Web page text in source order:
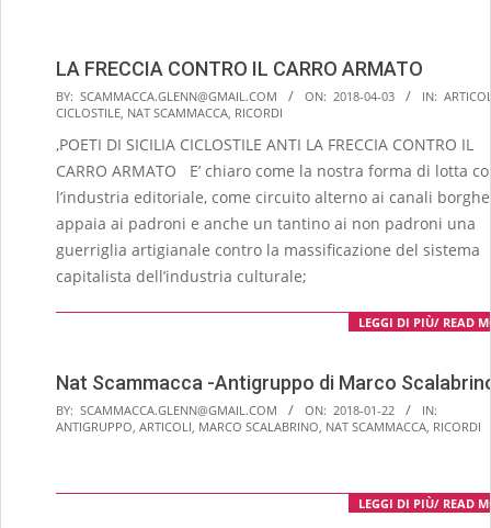
LA FRECCIA CONTRO IL CARRO ARMATO
2018-
04-
03
BY: SCAMMACCA.GLENN@GMAIL.COM ON: 2018-04-03 IN:
CICLOSTILE, NAT SCAMMACCA, RICORDI
,POETI DI SICILIA CICLOSTILE ANTI LA FRECCIA CONTRO IL
CARRO ARMATO E’ chiaro come la nostra forma di lotta
l’industria editoriale, come circuito alterno ai canali
appaia ai padroni e anche un tantino ai non padroni una
guerriglia artigianale contro la massificazione del sistema
capitalista dell’industria culturale;
LEGGI DI PIÙ/ READ
Nat Scammacca -Antigruppo di Marco
2018-
01-
BY: SCAMMACCA.GLENN@GMAIL.COM ON: 2018-01-22
IN:
ANTIGRUPPO ARTICOLI MARCO SCALABRINO NAT SCAMMACCA RICORDI
LEGGI DI PIÙ/ READ